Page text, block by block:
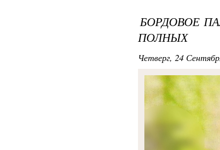
БОРДОВОЕ
ПОЛНЫХ
Четверг, 24